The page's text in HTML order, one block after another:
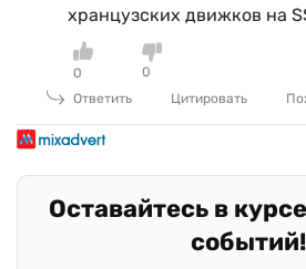
хранцузских движков на
0
0
Ответить
Цитировать
Оставайтесь в
событий!